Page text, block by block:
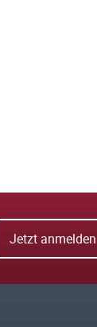
Jetzt anmelden